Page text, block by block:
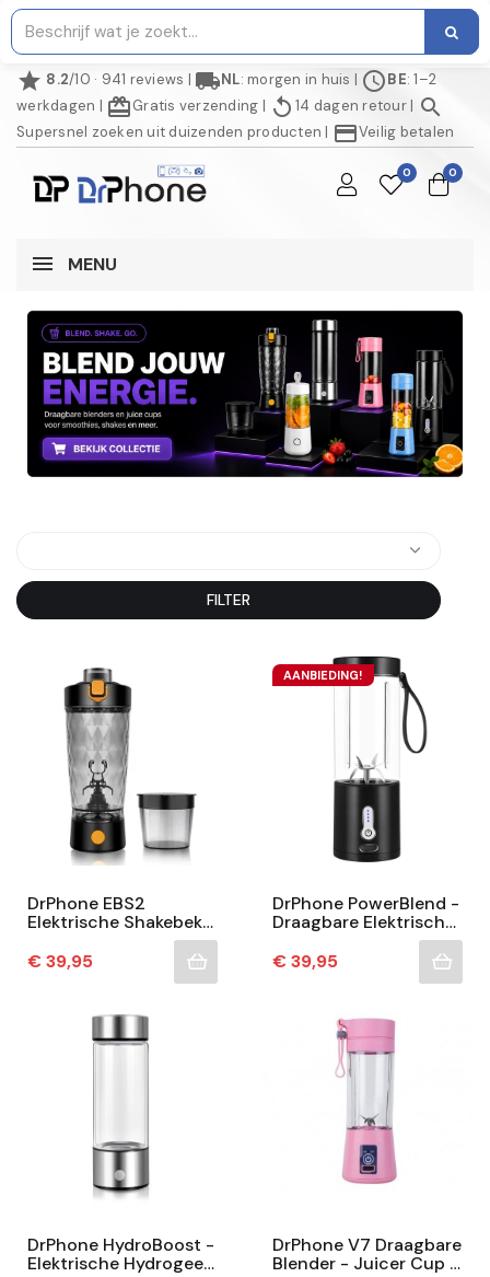
star 8.2/10 · 941 reviews | local_shippingNL: morgen in huis | scheduleBE: 1–2
werkdagen | redeemGratis verzending | replay 14 dagen retour| search
Supersnel zoeken uit duizenden producten | credit_cardVeilig betalen
0 0
MENU
FILTER
DrPhone EBS2
Elektrische Shakebeker
Oplaadbaar –
Automatisch Mixen –
Prijs
€ 39,95
AANBIEDING!
DrPhone PowerBlend -
Draagbare Elektrische
Juicer – Draagbare
Blender – 530 ML
Capaciteit – 20000...
Prijs
€ 39,95
DrPhone HydroBoost -
Elektrische Hydrogeen
DrPhone V7 Draagbare
Blender - Juicer Cup –